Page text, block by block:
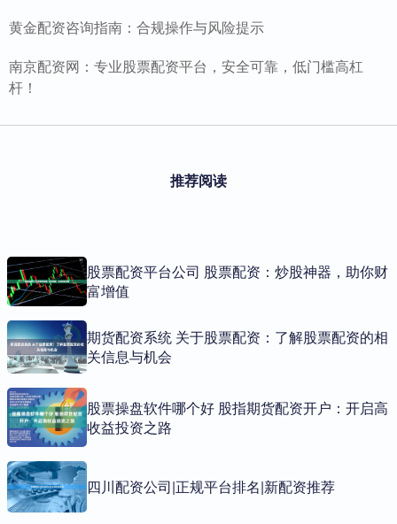
黄金配资咨询指南：合规操作与风险提示
南京配资网：专业股票配资平台，安全可靠，低门槛高杠
杆！
推荐阅读
股票配资平台公司 股票配资：炒股神器，助你财
富增值
期货配资系统 关于股票配资：了解股票配资的相
关信息与机会
股票操盘软件哪个好 股指期货配资开户：开启高
收益投资之路
四川配资公司|正规平台排名|新配资推荐